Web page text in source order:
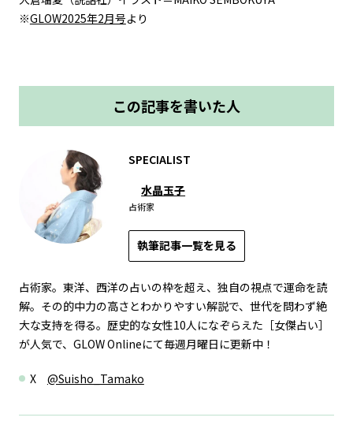
※GLOW2025年2月号より
この記事を書いた人
SPECIALIST
水晶玉子
占術家
執筆記事一覧を見る
占術家。東洋、西洋の占いの枠を超え、独自の視点で運命を読
解。その的中力の高さとわかりやすい解説で、世代を問わず絶
大な支持を得る。歴史的な女性10人になぞらえた［女傑占い］
が人気で、GLOW Onlineにて毎週月曜日に更新中！
X @Suisho_Tamako